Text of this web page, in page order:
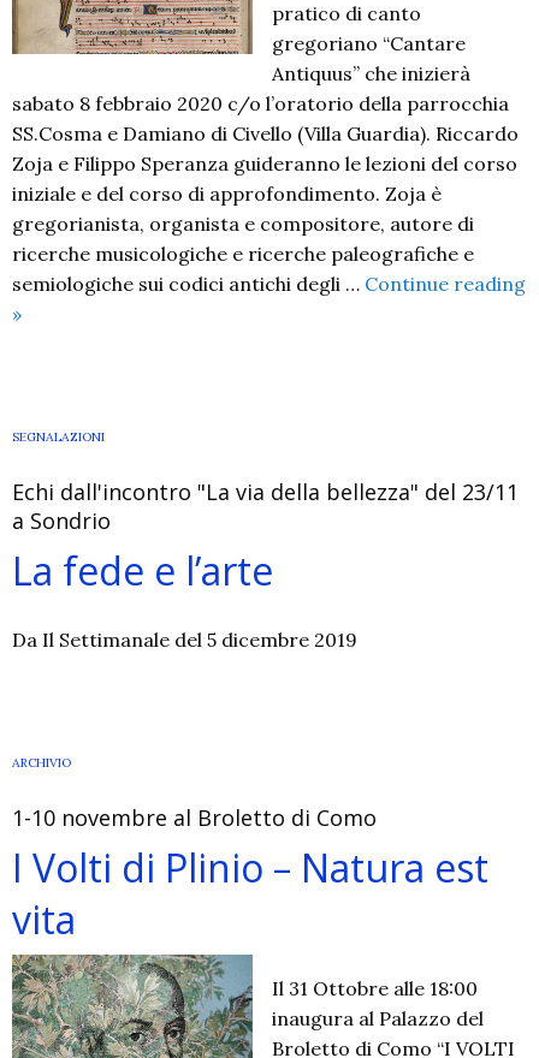
pratico di canto
gregoriano “Cantare
Antiquus” che inizierà
sabato 8 febbraio 2020 c/o l’oratorio della parrocchia
SS.Cosma e Damiano di Civello (Villa Guardia). Riccardo
Zoja e Filippo Speranza guideranno le lezioni del corso
iniziale e del corso di approfondimento. Zoja è
gregorianista, organista e compositore, autore di
ricerche musicologiche e ricerche paleografiche e
semiologiche sui codici antichi degli … Continue reading
III
teorico-
di
Canto
Gregoriano
»
SEGNALAZIONI
Echi dall'incontro "La via della bellezza" del 23/11
a Sondrio
La fede e l’arte
Da Il Settimanale del 5 dicembre 2019
ARCHIVIO
1-10 novembre al Broletto di Como
I Volti di Plinio – Natura est
vita
Il 31 Ottobre alle 18:00
inaugura al Palazzo del
Broletto di Como “I VOLTI